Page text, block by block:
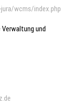
wcms/index.php
und